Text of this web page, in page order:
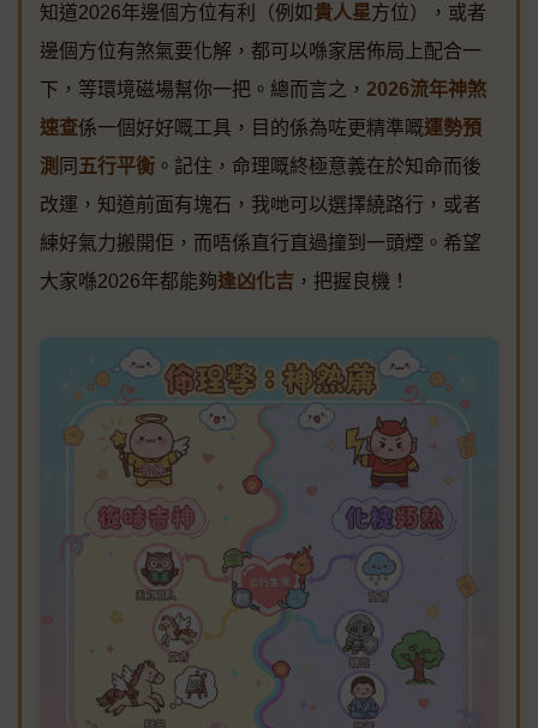
知道2026年邊個方位有利（例如 貴人星方位），或者
邊個方位有煞氣要化解，都可以喺家居佈局上配合一
下，等環境磁場幫你一把。總而言之， 2026流年神煞
速查係一個好好嘅工具，目的係為咗更精準嘅運勢預
測 同 五行平衡 。記住，命理嘅終極意義在於知命而後
改運，知道前面有塊石，我哋可以選擇繞路行，或者
練好氣力搬開佢，而唔係直行直過撞到一頭煙。希望
大家喺2026年都能夠逢凶化吉 ，把握良機！